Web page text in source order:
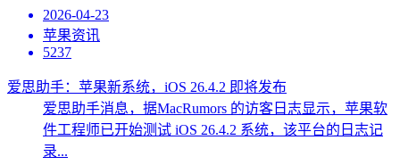
2026-04-23
苹果资讯
5237
爱思助手：苹果新系统，iOS 26.4.2 即将发布
爱思助手消息，据MacRumors 的访客日志显示，苹果软
件工程师已开始测试 iOS 26.4.2 系统，该平台的日志记
录...